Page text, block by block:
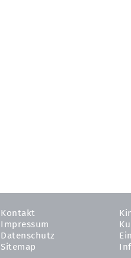
Kontakt
Impressum
Datenschutz
Sitemap